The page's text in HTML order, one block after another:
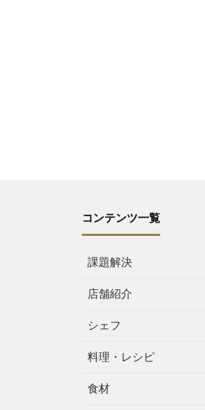
コンテンツ一覧
課題解決
店舗紹介
シェフ
料理・レシピ
食材